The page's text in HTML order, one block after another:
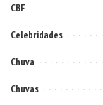
CBF
Celebridades
Chuva
Chuvas